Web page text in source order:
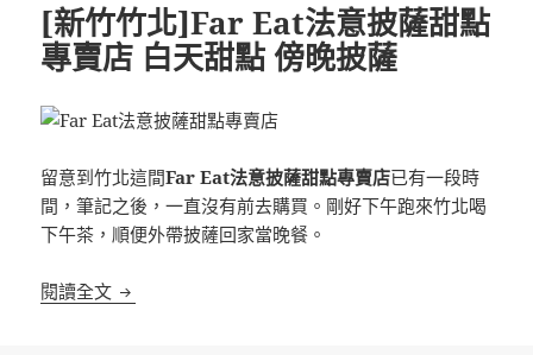
[新竹竹北]Far Eat法意披薩甜點
專賣店 白天甜點 傍晚披薩
留意到竹北這間Far Eat法意披薩甜點專賣店已有一段時
間，筆記之後，一直沒有前去購買。剛好下午跑來竹北喝
下午茶，順便外帶披薩回家當晚餐。
閱讀全文 [新竹竹北]Far Eat法意披薩甜點專賣店 白天甜點 傍